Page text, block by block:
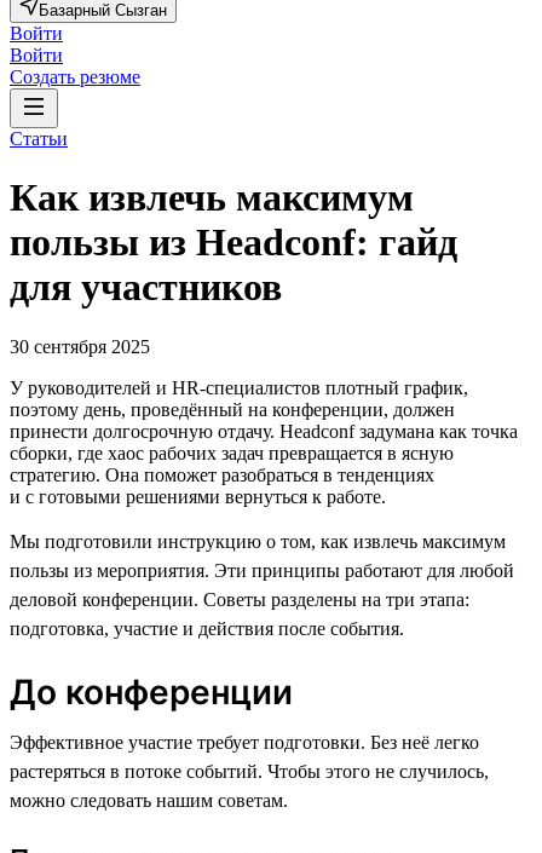
Базарный Сызган
Войти
Войти
Создать резюме
Статьи
Как извлечь максимум
пользы из Headсonf: гайд
для участников
30 сентября 2025
У руководителей и HR-специалистов плотный график,
поэтому день, проведённый на конференции, должен
принести долгосрочную отдачу. Headсonf задумана как точка
сборки, где хаос рабочих задач превращается в ясную
стратегию. Она поможет разобраться в тенденциях
и с готовыми решениями вернуться к работе.
Мы подготовили инструкцию о том, как извлечь максимум
пользы из мероприятия. Эти принципы работают для любой
деловой конференции. Советы разделены на три этапа:
подготовка, участие и действия после события.
До конференции
Эффективное участие требует подготовки. Без неё легко
растеряться в потоке событий. Чтобы этого не случилось,
можно следовать нашим советам.